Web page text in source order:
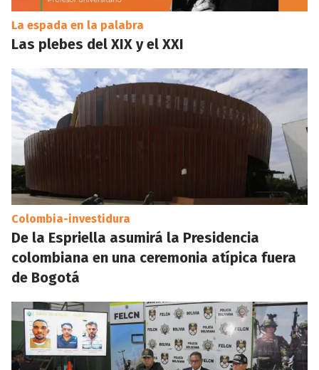
La espada en la palabra
Las plebes del XIX y el XXI
Colombia-investidura
De la Espriella asumirá la Presidencia
colombiana en una ceremonia atípica fuera
de Bogotá